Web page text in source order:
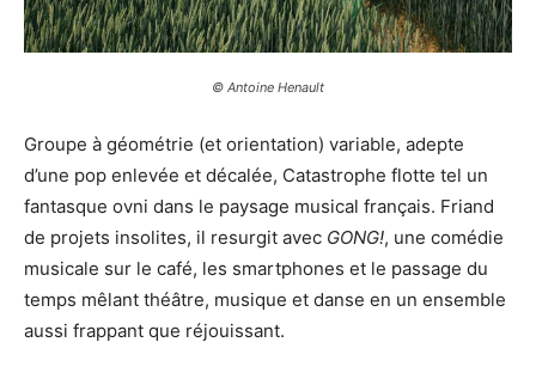
© Antoine Henault
Groupe à géométrie (et orientation) variable, adepte
d’une pop enlevée et décalée, Catastrophe flotte tel un
fantasque ovni dans le paysage musical français. Friand
de projets insolites, il resurgit avec GONG!, une comédie
musicale sur le café, les smartphones et le passage du
temps mêlant théâtre, musique et danse en un ensemble
aussi frappant que réjouissant.